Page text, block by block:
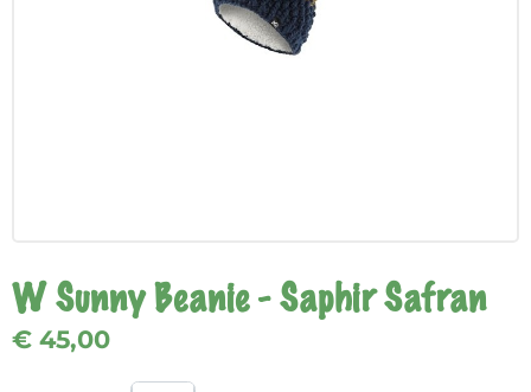
W Sunny Beanie - Saphir Safran
€ 45,00